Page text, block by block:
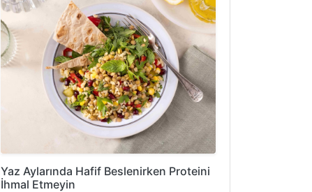
Yaz Aylarında Hafif Beslenirken Proteini
İhmal Etmeyin